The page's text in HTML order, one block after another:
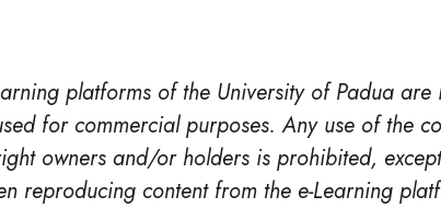
platforms of the University of Padua
for commercial purposes. Any use of the
owners and/or holders is prohibited,
reproducing content from the e-Learning